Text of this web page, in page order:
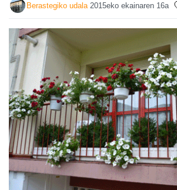
Berastegiko udala 2015eko ekainaren 16a